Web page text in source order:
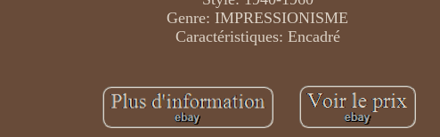
Genre: IMPRESSIONISME
Caractéristiques: Encadré